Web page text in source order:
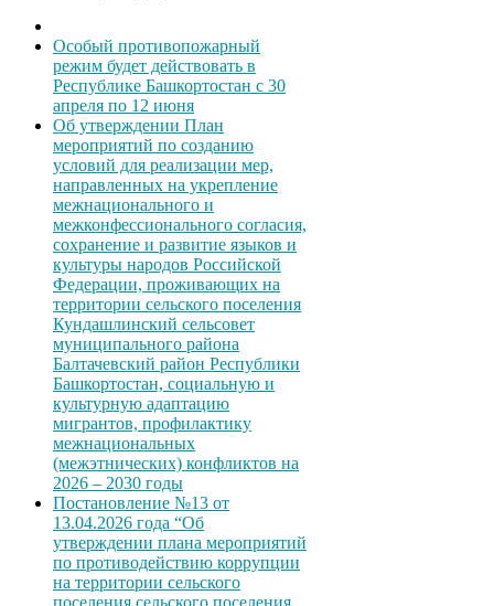
Особый противопожарный
режим будет действовать в
Республике Башкортостан с 30
апреля по 12 июня
Об утверждении План
мероприятий по созданию
условий для реализации мер,
направленных на укрепление
межнационального и
межконфессионального согласия,
сохранение и развитие языков и
культуры народов Российской
Федерации, проживающих на
территории сельского поселения
Кундашлинский сельсовет
муниципального района
Балтачевский район Республики
Башкортостан, социальную и
культурную адаптацию
мигрантов, профилактику
межнациональных
(межэтнических) конфликтов на
2026 – 2030 годы
Постановление №13 от
13.04.2026 года “Об
утверждении плана мероприятий
по противодействию коррупции
на территории сельского